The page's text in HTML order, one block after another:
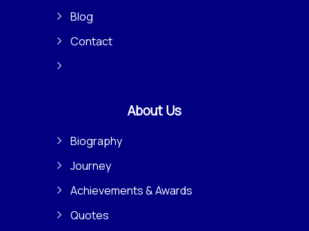
Blog
Contact
About Us
Biography
Journey
Achievements & Awards
Quotes